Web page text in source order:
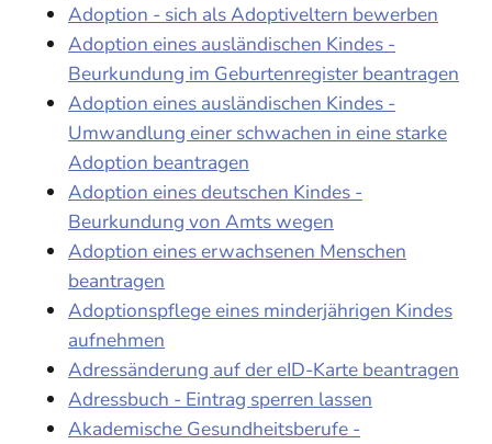
Adoption - sich als Adoptiveltern bewerben
Adoption eines ausländischen Kindes -
Beurkundung im Geburtenregister beantragen
Adoption eines ausländischen Kindes -
Umwandlung einer schwachen in eine starke
Adoption beantragen
Adoption eines deutschen Kindes -
Beurkundung von Amts wegen
Adoption eines erwachsenen Menschen
beantragen
Adoptionspflege eines minderjährigen Kindes
aufnehmen
Adressänderung auf der eID-Karte beantragen
Adressbuch - Eintrag sperren lassen
Akademische Gesundheitsberufe -